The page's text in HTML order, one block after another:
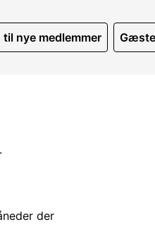
nye medlemmer
der